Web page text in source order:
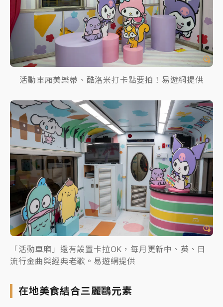
活動車廂美樂蒂、酷洛米打卡點要拍！易遊網提供
「活動車廂」還有設置卡拉OK，每月更新中、英、日
流行金曲與經典老歌。易遊網提供
在地美食結合三麗鷗元素